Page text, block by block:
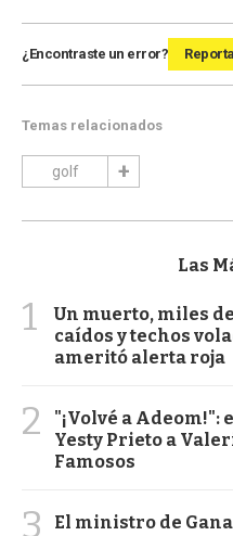
¿Encontraste un error?
Temas relacionados
golf
Las
1
Un muerto, miles
caídos y techos
ameritó alerta roja
2
"¡Volvé a
Yesty Prieto a
Famosos
3
El ministro de